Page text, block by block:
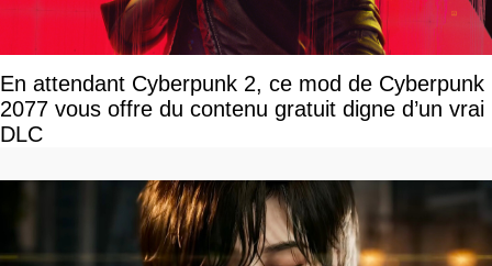
En attendant Cyberpunk 2, ce mod de Cyberpunk
2077 vous offre du contenu gratuit digne d’un vrai
DLC